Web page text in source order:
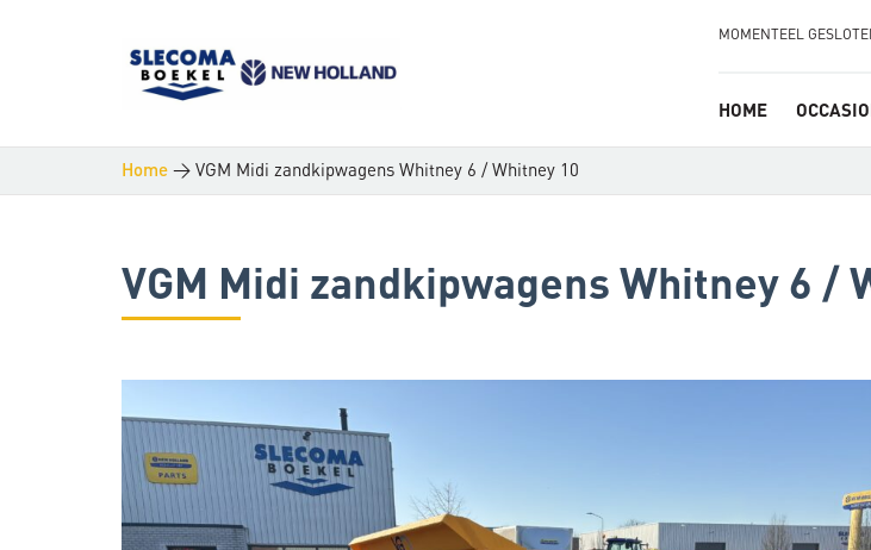
MOMENTEEL
HOME
Home > VGM Midi zandkipwagens Whitney 6 / Whitney 10
VGM Midi zandkipwagens Whitney 6 /